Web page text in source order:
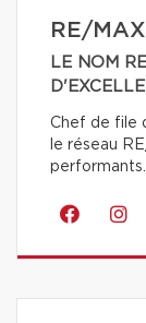
RE/
LE NOM
Chef de file
le réseau
performants.